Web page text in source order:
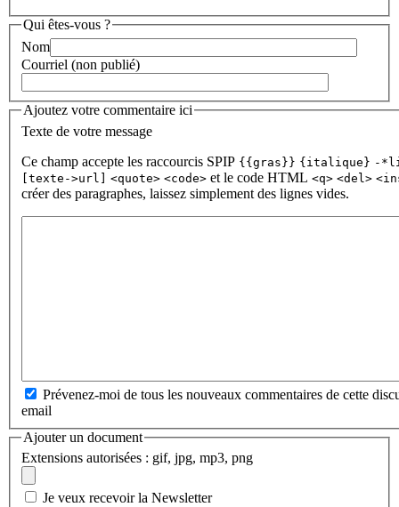
Qui êtes-vous ?
Nom
Courriel (non publié)
Ajoutez votre commentaire ici
Texte de votre message
Ce champ accepte les raccourcis SPIP {{gras}} {italique} -
[texte->url] <quote> <code> et le code HTML <q> <del>
créer des paragraphes, laissez simplement des lignes vides.
Prévenez-moi de tous les nouveaux commentaires de cette
email
Ajouter un document
Extensions autorisées : gif, jpg, mp3, png
Je veux recevoir la Newsletter